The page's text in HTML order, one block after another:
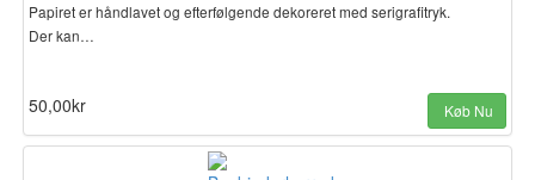
Papiret er håndlavet og efterfølgende dekoreret med serigrafitryk.
Der kan…
50,00kr Køb Nu